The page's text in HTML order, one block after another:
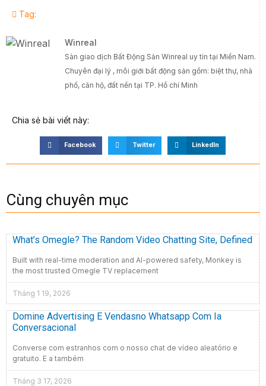
Tag:
Winreal
Sàn giao dịch Bất Động Sản Winreal uy tín tại Miền Nam.
Chuyên đại lý , môi giới bất động sản gồm: biệt thự, nhà
phố, căn hộ, đất nền tại TP. Hồ chí Minh
Chia sẻ bài viết này:
Facebook Twitter LinkedIn
Cùng chuyên mục
What’s Omegle? The Random Video Chatting Site, Defined
Built with real-time moderation and AI-powered safety, Monkey is
the most trusted Omegle TV replacement
Tháng 1 19, 2026
Domine Advertising E Vendasno Whatsapp Com Ia
Conversacional
Converse com estranhos com o nosso chat de vídeo aleatório e
gratuito. E a também
Tháng 3 17, 2026